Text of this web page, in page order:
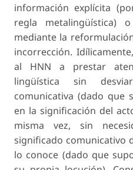
información explícita
regla metalingüística)
mediante la
incorrección.
al HNN a prestar
lingüística sin
comunicativa (dado que
en la significación del
misma vez, sin
significado comunicativo
lo conoce (dado que